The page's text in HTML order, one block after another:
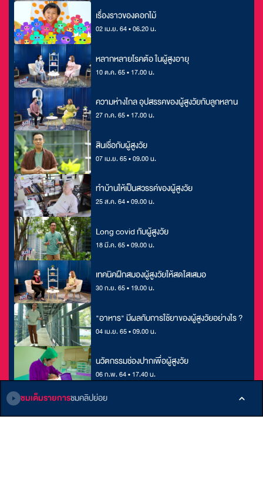
ชมเต็มรายการชมคลิปย่อย
เรื่องราวของดอกไม้
02 เม.ย. 64 • 06.20 น.
หลากหลายโรคต้อ ในผู้สูงอายุ
10 ต.ค. 65 • 17.00 น.
ความห่างไกล อุปสรรคของผู้สูงวัยกับลูกหลาน
27 ก.ค. 65 • 17.00 น.
สินเชื่อกับผู้สูงวัย
07 เม.ย. 65 • 09.00 น.
ทำบ้านให้เป็นสวรรค์ของผู้สูงวัย
25 ส.ค. 64 • 09.00 น.
Long covid กับผู้สูงวัย
18 มี.ค. 65 • 09.00 น.
เทคนิคฝึกสมองผู้สูงวัยให้สดใสเสมอ
30 ก.ย. 65 • 19.00 น.
"อาหาร" มีผลกับการใช้ยาของผู้สูงวัยอย่างไร ?
04 เม.ย. 65 • 09.00 น.
นวัตกรรมช่องปากเพื่อผู้สูงวัย
06 ก.พ. 64 • 17.40 น.